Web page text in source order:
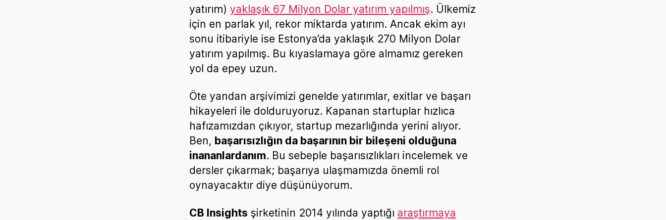
yatırım) yaklaşık 67 Milyon Dolar yatırım yapılmış. Ülkemiz
için en parlak yıl, rekor miktarda yatırım. Ancak ekim ayı
sonu itibariyle ise Estonya’da yaklaşık 270 Milyon Dolar
yatırım yapılmış. Bu kıyaslamaya göre almamız gereken
yol da epey uzun.
Öte yandan arşivimizi genelde yatırımlar, exitlar ve başarı
hikayeleri ile dolduruyoruz. Kapanan startuplar hızlıca
hafızamızdan çıkıyor, startup mezarlığında yerini alıyor.
Ben, başarısızlığın da başarının bir bileşeni olduğuna
inananlardanım. Bu sebeple başarısızlıkları incelemek ve
dersler çıkarmak; başarıya ulaşmamızda önemli rol
oynayacaktır diye düşünüyorum.
CB Insights şirketinin 2014 yılında yaptığı araştırmaya